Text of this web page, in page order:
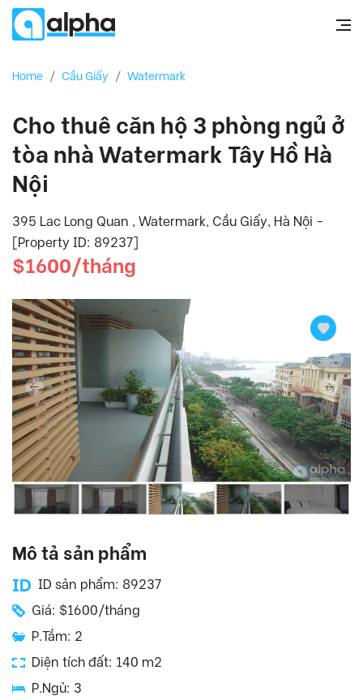
Home / Cầu Giấy / Watermark
Cho thuê căn hộ 3 phòng ngủ ở
tòa nhà Watermark Tây Hồ Hà
Nội
395 Lac Long Quan , Watermark, Cầu Giấy, Hà Nội -
[Property ID: 89237]
$1600/tháng
Mô tả sản phẩm
ID sản phẩm: 89237
Giá: $1600/tháng
P.Tắm: 2
Diện tích đất: 140 m2
P.Ngủ: 3